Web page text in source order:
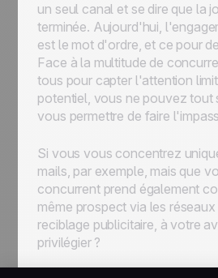
un seul canal et se dire que la
terminée. Aujourd'hui,
est le mot d'ordre, et ce pour
Face à la multitude de
tous pour capter l'attention
potentiel, vous ne pouvez tout
vous permettre de faire
Si vous vous concentrez
mails, par exemple, mais que
concurrent prend également
même prospect via les
reciblage publicitaire, à votre
privilégier ?